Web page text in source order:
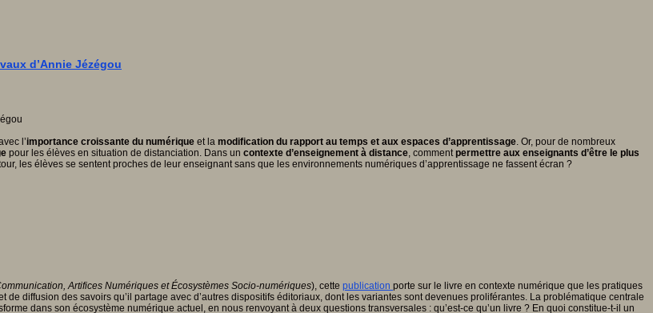
d’Annie Jézégou
l’importance croissante du numérique et la modification du rapport au temps et aux espaces d’apprentissage. Or, pour de nombreux
pour les élèves en situation de distanciation. Dans un contexte d’enseignement à distance, commentpermettre aux enseignants d’être le plus
les élèves se sentent proches de leur enseignant sans que les environnements numériques d’apprentissage ne fassent écran ?
Artifices Numériques et Écosystèmes Socio-numériques), cette publication porte sur le livre en contexte numérique que les pratiques
diffusion des savoirs qu’il partage avec d’autres dispositifs éditoriaux, dont les variantes sont devenues proliférantes. La problématique centrale
dans son écosystème numérique actuel, en nous renvoyant à deux questions transversales : qu’est-ce qu’un livre ? En quoi constitue-t-il un